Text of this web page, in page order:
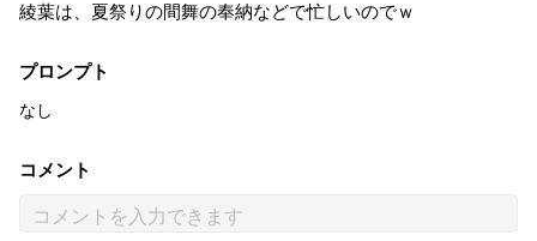
綾葉は、夏祭りの間舞の奉納などで忙しいのでｗ
プロンプト
なし
コメント